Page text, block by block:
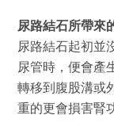
尿路結石所帶來
尿路結石起初並
尿管時，便會產
轉移到腹股溝或
重的更會損害腎